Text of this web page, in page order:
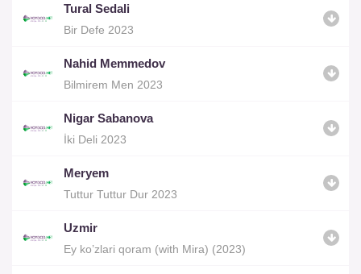
Tural Sedali
Bir Defe 2023
Nahid Memmedov
Bilmirem Men 2023
Nigar Sabanova
İki Deli 2023
Meryem
Tuttur Tuttur Dur 2023
Uzmir
Ey ko’zlari qoram (with Mira) (2023)